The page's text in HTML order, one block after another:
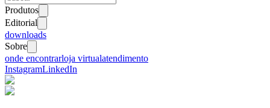
Produtos
Editorial
downloads
Sobre
onde encontrarloja virtualatendimento
InstagramLinkedIn